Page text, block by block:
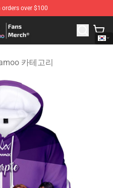
over $100
Mamamoo Merchandise Shop
카테고리